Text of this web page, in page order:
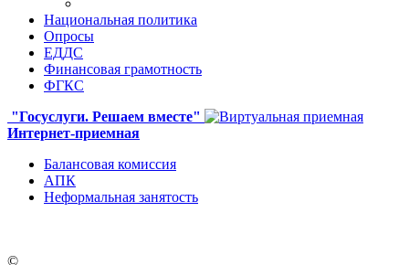
Национальная политика
Опросы
ЕДДС
Финансовая грамотность
ФГКС
"Госуслуги. Решаем вместе"
Интернет-приемная
Балансовая комиссия
АПК
Неформальная занятость
©